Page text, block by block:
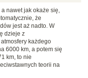
a nawet jak okaże się,
że
jest aż nadto. W
dzieje z
każdego
6000 km, a potem się
km, to nie
teorii na